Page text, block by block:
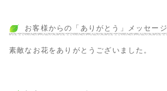
お客様からの「ありがとう」メッセージ
素敵なお花をありがとうございました。